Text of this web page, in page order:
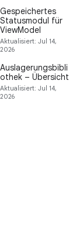
Gespeichertes
Statusmodul für
ViewModel
Aktualisiert: Jul 14,
2026
Auslagerungsbibli
othek – Übersicht
Aktualisiert: Jul 14,
2026